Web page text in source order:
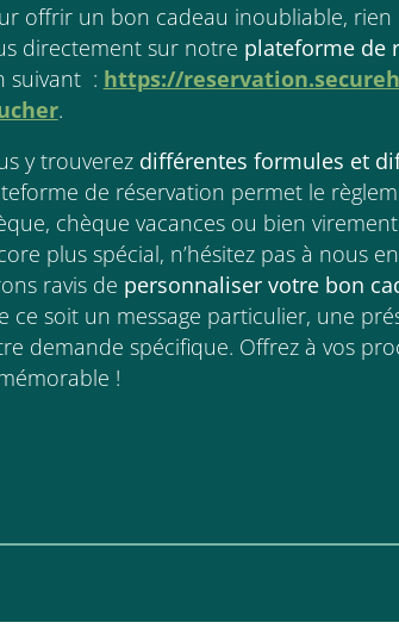
offrir un bon cadeau inoubliable, rien
directement sur notre plateforme de
suivant : https://
.
y trouverez différentes formules et
de réservation permet le
chèque vacances ou bien
plus spécial, n’hésitez pas à nous
ravis de personnaliser votre bon
ce soit un message particulier, une
demande spécifique. Offrez à vos
!